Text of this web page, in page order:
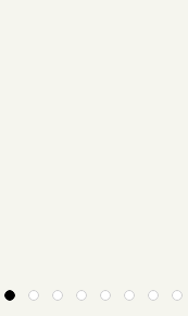
2 3 4 5 6 7 8 9